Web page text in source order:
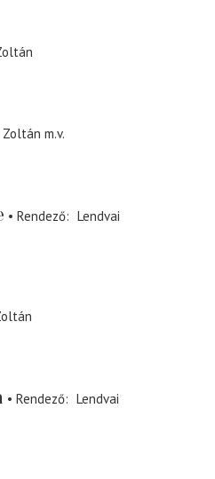
Zoltán m.v.
Rendező
Lendvai
Rendező
Lendvai